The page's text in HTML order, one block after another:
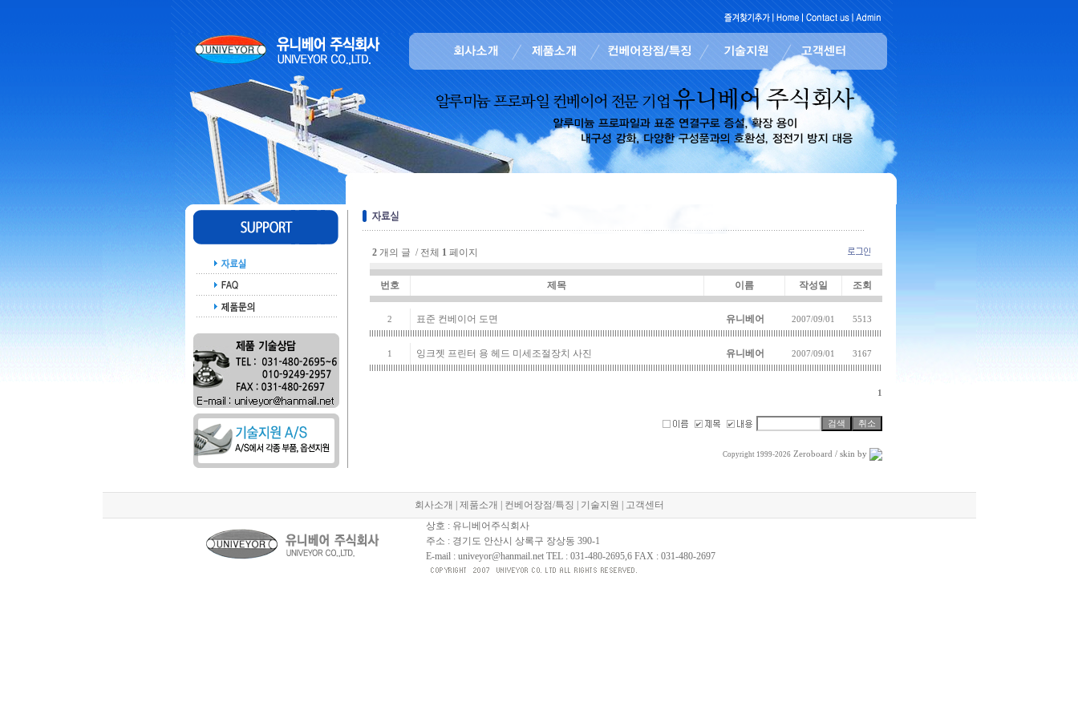
2개의 글 / 전체 1페이지
번호 제목 이름 작성일 조회
2 표준 컨베이어 도면 유니베어 2007/09/01 5513
1 잉크젯 프린터 용 헤드 미세조절장치 사진 유니베어 2007/09/01 3167
1
Copyright 1999-2026 Zeroboard / skin by
회사소개 제품소개 컨베어장점/특징 기술지원
고객센터
상호 : 유니베어주식회사
주소 : 경기도 안산시 상록구 장상동 390-1
E-mail : univeyor@hanmail.net TEL : 031-480-2695,6 FAX : 031-480-2697